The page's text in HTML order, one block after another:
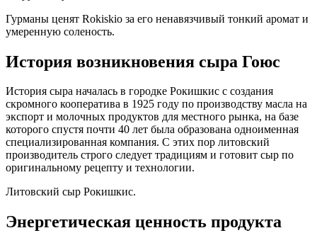
Гурманы ценят Rokiskio за его ненавязчивый тонкий аромат и
умеренную соленость.
История возникновения сыра Гоюс
История сыра началась в городке Рокишкис с создания
скромного кооператива в 1925 году по производству масла на
экспорт и молочных продуктов для местного рынка, на базе
которого спустя почти 40 лет была образована одноименная
специализированная компания. С этих пор литовский
производитель строго следует традициям и готовит сыр по
оригинальному рецепту и технологии.
Литовский сыр Рокишкис.
Энергетическая ценность продукта